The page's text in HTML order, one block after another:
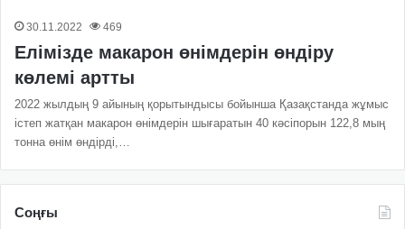
30.11.2022 469
Елімізде макарон өнімдерін өндіру
көлемі артты
2022 жылдың 9 айының қорытындысы бойынша Қазақстанда жұмыс
істеп жатқан макарон өнімдерін шығаратын 40 кәсіпорын 122,8 мың
тонна өнім өндірді,…
Соңғы